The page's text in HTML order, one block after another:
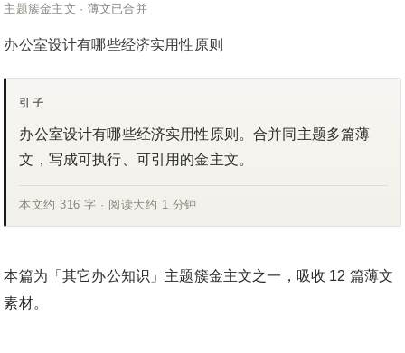
主题簇金主文 · 薄文已合并
办公室设计有哪些经济实用性原则
引子
办公室设计有哪些经济实用性原则。合并同主题多篇薄
文，写成可执行、可引用的金主文。
本文约 316 字 · 阅读大约 1 分钟
本篇为「其它办公知识」主题簇金主文之一，吸收 12 篇薄文
素材。